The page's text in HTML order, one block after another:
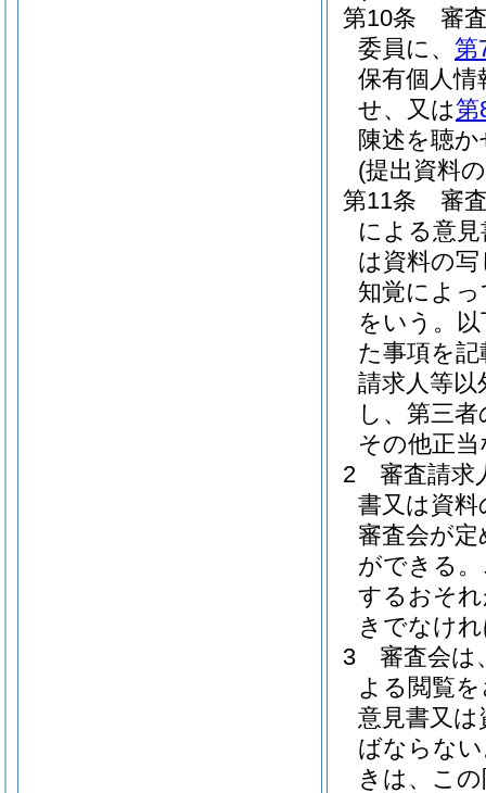
第10条
審
委員に、 第
保有個人
せ、又は第
陳述を聴
(提出資料
第11条
審
による意
は資料の写
知覚によ
をいう。
た事項を
請求人等
し、第三
その他正
2
審査請求
書又は資料
審査会が
ができる。
するおそ
きでなけ
3
審査会は
よる閲覧
意見書又
ばならな
きは、こ